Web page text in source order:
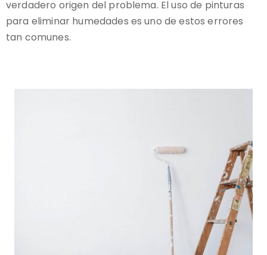
verdadero origen del problema. El uso de pinturas
para eliminar humedades es uno de estos errores
tan comunes.